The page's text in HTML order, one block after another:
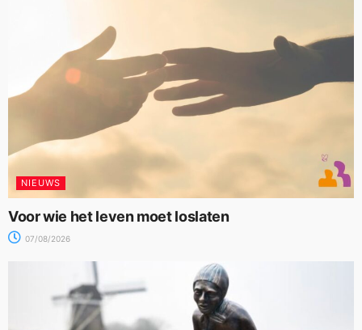
NIEUWS
Voor wie het leven moet loslaten
07/08/2026